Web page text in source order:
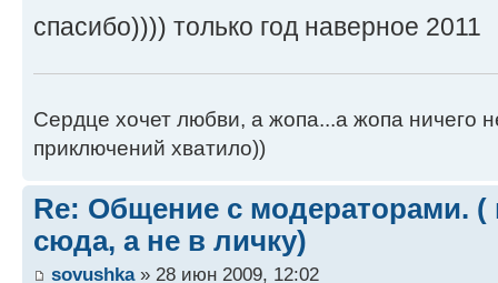
спасибо)))) только год наверное 2011
Сердце хочет любви, а жопа...а жопа ничего
приключений хватило))
Re: Общение с модераторами.
сюда, а не в личку)
sovushka» 28 июн 2009, 12:02